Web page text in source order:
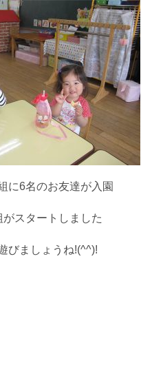
に6名のお友達が入園
スタートしました
びましょうね!(^^)!